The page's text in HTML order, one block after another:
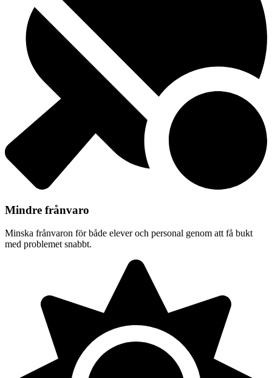
Mindre frånvaro
Minska frånvaron för både elever och personal genom att få bukt
med problemet snabbt.